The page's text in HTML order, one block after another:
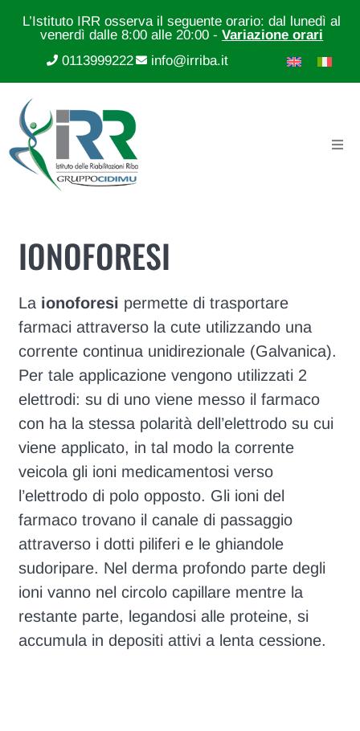
L’Istituto IRR osserva il seguente orario: dal lunedì al
venerdì dalle 8:00 alle 20:00 -Variazione orari
0113999222
info@irriba.it
IONOFORESI
La ionoforesi permette di trasportare
farmaci attraverso la cute utilizzando una
corrente continua unidirezionale (Galvanica).
Per tale applicazione vengono utilizzati 2
elettrodi: su di uno viene messo il farmaco
con ha la stessa polarità dell’elettrodo su cui
viene applicato, in tal modo la corrente
veicola gli ioni medicamentosi verso
l’elettrodo di polo opposto. Gli ioni del
farmaco trovano il canale di passaggio
attraverso i dotti piliferi e le ghiandole
sudoripare. Nel derma profondo parte degli
ioni vanno nel circolo capillare mentre la
restante parte, legandosi alle proteine, si
accumula in depositi attivi a lenta cessione.